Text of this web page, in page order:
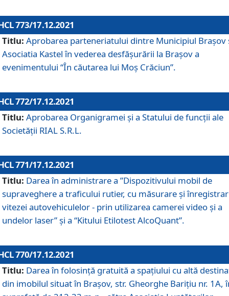
773/17.12.2021
Titlu: Aprobarea parteneriatului dintre Municipiul Brașov
Asociatia Kastel în vederea desfăşurării la Brașov a
evenimentului “În căutarea lui Moș Crăciun”.
772/17.12.2021
Titlu: Aprobarea Organigramei şi a Statului de funcţii ale
Societăţii RIAL S.R.L.
771/17.12.2021
Titlu: Darea în administrare a ”Dispozitivului mobil de
supraveghere a traficului rutier, cu măsurare și
vitezei autovehiculelor - prin utilizarea camerei video și a
undelor laser” și a “Kitului Etilotest AlcoQuant”.
770/17.12.2021
Titlu: Darea în folosinţă gratuită a spaţiului cu altă
din imobilul situat în Braşov, str. Gheorghe Bariţiu nr. 1A,